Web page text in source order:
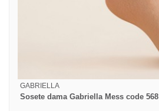
GABRIELLA
Sosete dama Gabriella Mess code 568